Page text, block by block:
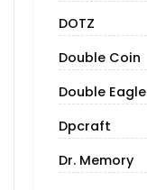
DOTZ
Double Coin
Double Eagle
Dpcraft
Dr. Memory